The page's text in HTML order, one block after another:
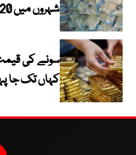
شہروں میں 20 کلو تھیلا 100 روپے تک مہنگا
سونے کی
کہاں تک جا